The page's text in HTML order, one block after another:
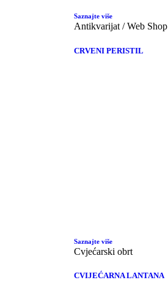
Saznajte više
Antikvarijat / Web Shop
CRVENI PERISTIL
Saznajte više
Cvjećarski obrt
CVIJEĆARNA LANTANA